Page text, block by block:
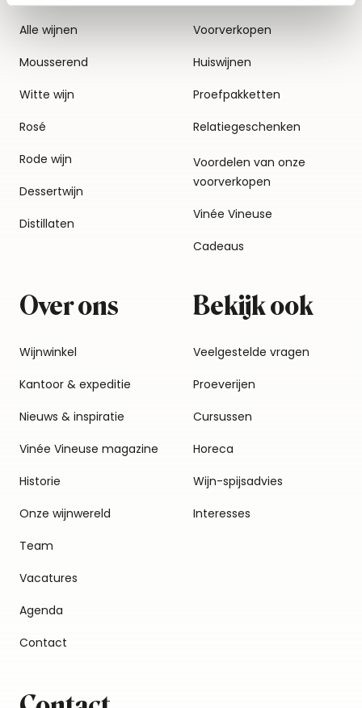
Alle wijnen
Mousserend
Witte wijn
Rosé
Rode wijn
Dessertwijn
Distillaten
Voorverkopen
Huiswijnen
Proefpakketten
Relatiegeschenken
Voordelen van onze
voorverkopen
Vinée Vineuse
Cadeaus
Over ons
Wijnwinkel
Kantoor & expeditie
Nieuws & inspiratie
Vinée Vineuse magazine
Historie
Onze wijnwereld
Team
Vacatures
Agenda
Contact
Bekijk ook
Veelgestelde vragen
Proeverijen
Cursussen
Horeca
Wijn-spijsadvies
Interesses